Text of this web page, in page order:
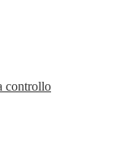
controllo